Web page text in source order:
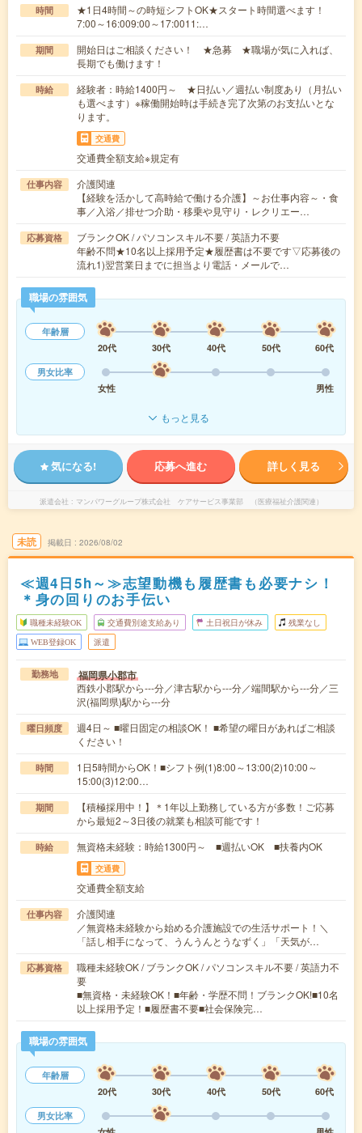
時間
★1日4時間～の時短シフトOK★スタート時間選べます！
7:00～16:009:00～17:0011:…
期間
開始日はご相談ください！ ★急募 ★職場が気に入れば、
長期でも働けます！
時給
経験者：時給1400円～ ★日払い／週払い制度あり（月払い
も選べます）※稼働開始時は手続き完了次第のお支払いとな
ります。
交通費
交通費全額支給※規定有
仕事内容
介護関連
【経験を活かして高時給で働ける介護】～お仕事内容～・食
事／入浴／排せつ介助・移乗や見守り・レクリエー…
応募資格
ブランクOK / パソコンスキル不要 / 英語力不要
年齢不問★10名以上採用予定★履歴書は不要です▽応募後の
流れ1)翌営業日までに担当より電話・メールで…
職場の雰囲気
年齢層
20代
30代 40代 50代
60代
男女比率
女性
男性
もっと見る
気になる! 応募へ進む 詳しく見る
派遣会社 マンパワーグループ株式会社 ケアサービス事業部 （医療福祉介護関連）
未読 掲載日 2026/08/02
≪週4日5h～≫志望動機も履歴書も必要ナシ！
＊身の回りのお手伝い
職種未経験OK 交通費別途支給あり 土日祝日が休み 残業なし
WEB登録OK 派遣
勤務地 福岡県小郡市
西鉄小郡駅から---分／津古駅から---分／端間駅から---分／三
沢(福岡県)駅から---分
曜日頻度
週4日～ ■曜日固定の相談OK！ ■希望の曜日があればご相談
ください！
時間
1日5時間からOK！■シフト例(1)8:00～13:00(2)10:00～
15:00(3)12:00…
期間
【積極採用中！】＊1年以上勤務している方が多数！ご応募
から最短2～3日後の就業も相談可能です！
時給 無資格未経験：時給1300円～ ■週払いOK ■扶養内OK
交通費
交通費全額支給
仕事内容
介護関連
／無資格未経験から始める介護施設での生活サポート！＼
「話し相手になって、うんうんとうなずく」「天気が…
応募資格
職種未経験OK / ブランクOK / パソコンスキル不要 / 英語力不
要
■無資格・未経験OK！■年齢・学歴不問！ブランクOK!■10名
以上採用予定！■履歴書不要■社会保険完…
職場の雰囲気
年齢層
20代
30代 40代 50代
60代
男女比率